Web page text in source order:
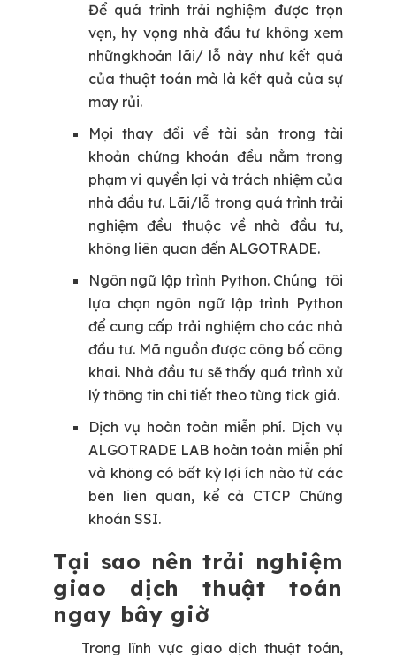
Để quá trình trải nghiệm được trọn
vẹn, hy vọng nhà đầu tư không xem
nhữngkhoản lãi/ lỗ này như kết quả
của thuật toán mà là kết quả của sự
may rủi.
Mọi thay đổi về tài sản trong tài
khoản chứng khoán đều nằm trong
phạm vi quyền lợi và trách nhiệm của
nhà đầu tư. Lãi/lỗ trong quá trình trải
nghiệm đều thuộc về nhà đầu tư,
không liên quan đến ALGOTRADE.
Ngôn ngữ lập trình Python.Chúng tôi
lựa chọn ngôn ngữ lập trình Python
để cung cấp trải nghiệm cho các nhà
đầu tư. Mã nguồn được công bố công
khai. Nhà đầu tư sẽ thấy quá trình xử
lý thông tin chi tiết theo từng tick giá.
Dịch vụ hoàn toàn miễn phí. Dịch vụ
ALGOTRADE LAB hoàn toàn miễn phí
và không có bất kỳ lợi ích nào từ các
bên liên quan, kể cả CTCP Chứng
khoán SSI.
Tại sao nên trải nghiệm
giao dịch thuật toán
ngay bây giờ
Trong lĩnh vực giao dịch thuật toán,